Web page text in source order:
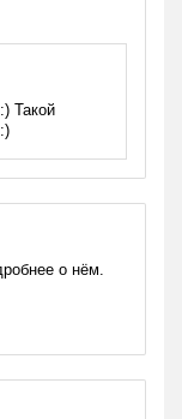
Такой
о нём.